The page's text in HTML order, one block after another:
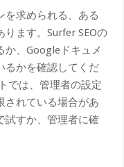
を求められる、ある
ます。Surfer SEOの
か、Googleドキュメ
るかを確認してくだ
では、管理者の設定
されている場合があ
試すか、管理者に確